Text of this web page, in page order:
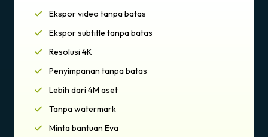
Ekspor video tanpa batas
Ekspor subtitle tanpa batas
Resolusi 4K
Penyimpanan tanpa batas
Lebih dari 4M aset
Tanpa watermark
Minta bantuan Eva